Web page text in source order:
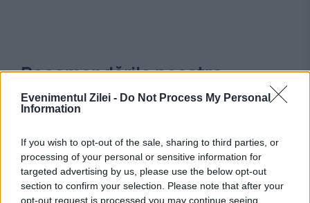
Evenimentul Zilei - Do Not Process My Personal
Information
If you wish to opt-out of the sale, sharing to third parties, or
processing of your personal or sensitive information for
targeted advertising by us, please use the below opt-out
section to confirm your selection. Please note that after your
opt-out request is processed you may continue seeing
Recomandările noastre